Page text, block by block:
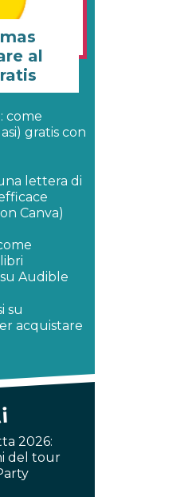
al
come
gratis con
lettera di
Canva)
Audible
su
acquistare
2026:
del tour